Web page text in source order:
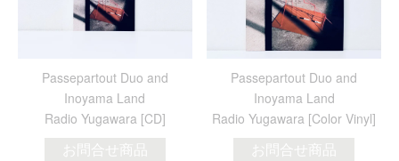
Passepartout Duo and
Inoyama Land
Radio Yugawara [CD]
お問合せ商品
Passepartout Duo and
Inoyama Land
Radio Yugawara [Color Vinyl]
お問合せ商品